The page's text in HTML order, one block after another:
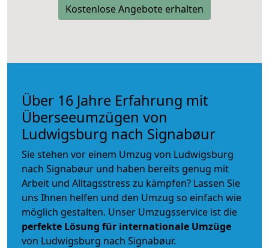
Kostenlose Angebote erhalten
Über 16 Jahre Erfahrung mit
Überseeumzügen von
Ludwigsburg nach Signabøur
Sie stehen vor einem Umzug von Ludwigsburg
nach Signabøur und haben bereits genug mit
Arbeit und Alltagsstress zu kämpfen? Lassen Sie
uns Ihnen helfen und den Umzug so einfach wie
möglich gestalten. Unser Umzugsservice ist die
perfekte Lösung für internationale Umzüge
von Ludwigsburg nach Signabøur.